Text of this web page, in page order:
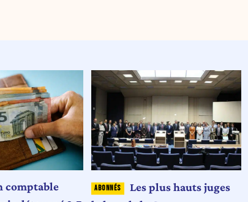
comptable
Les plus hauts juges